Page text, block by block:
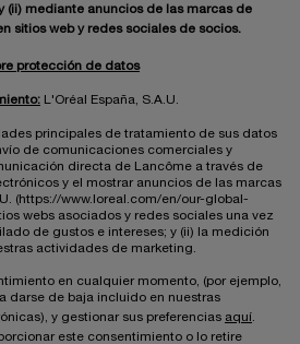
(ii) mediante anuncios de las marcas de
sitios web y redes sociales de socios.
protección de datos
L'Oréal España, S.A.U.
principales de tratamiento de sus datos
de comunicaciones comerciales y
directa de Lancôme a través de
y el mostrar anuncios de las marcas
(https://www.loreal.com/en/our-global-
webs asociados y redes sociales una vez
de gustos e intereses; y (ii) la medición
actividades de marketing.
en cualquier momento, (por ejemplo,
darse de baja incluido en nuestras
y gestionar sus preferencias aquí
este consentimiento o lo retire